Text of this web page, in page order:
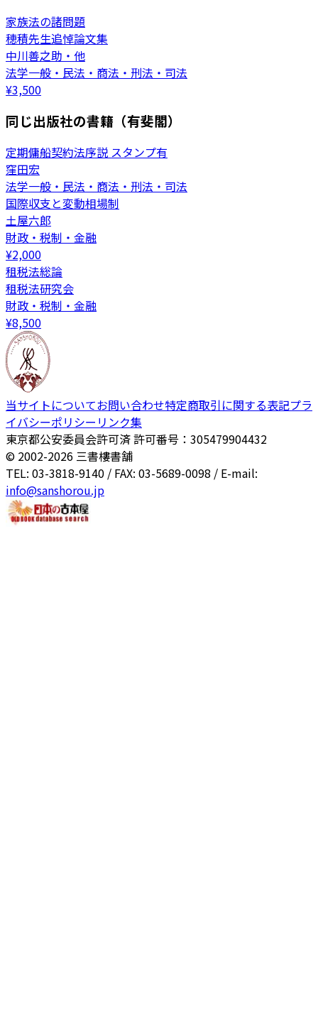
家族法の諸問題
穂積先生追悼論文集
中川善之助・他
法学一般・民法・商法・刑法・司法
¥3,500
同じ出版社の書籍（有斐閣）
定期傭船契約法序説 スタンプ有
窪田宏
法学一般・民法・商法・刑法・司法
国際収支と変動相場制
土屋六郎
財政・税制・金融
¥2,000
租税法総論
租税法研究会
財政・税制・金融
¥8,500
当サイトについてお問い合わせ特定商取引に関する表記プラ
イバシーポリシー リンク集
東京都公安委員会許可済 許可番号：305479904432
© 2002-2026 三書樓書舗
TEL: 03-3818-9140 / FAX: 03-5689-0098 / E-mail:
info@sanshorou.jp